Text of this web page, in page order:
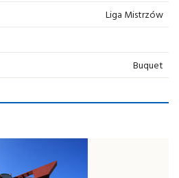
Liga Mistrzów
Buquet